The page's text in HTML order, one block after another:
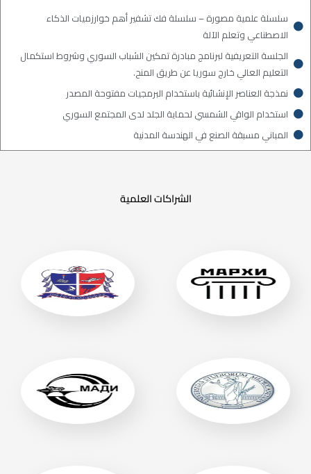
سلسلة علمية مصورة – سلسلة فك تشفير أهم خوارزميات الذكاء
الاصطناعي وتعلم الآلة
الجلسة التعريفية لبرنامج مبادرة تمكين الشباب السوري وشروط استكمال
التعليم العالي خارج سوريا عن طريق المنح.
نمذجة العناصر الإنشائية باستخدام البرمجيات مفتوحة المصدر
استخدام الواقي الشمسي لحماية الجلد لدى المجتمع السوري
المباني مسبقة الصنع في الهندسة المدنية
الشراكات العلمية